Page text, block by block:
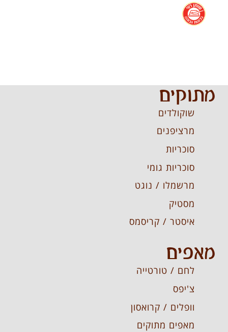
.
מתוקים
שוקולדים
מרציפנים
סוכריות
סוכריות גומי
מרשמלו / נוגט
מסטיק
איסטר / קריסמס
מאפים
לחם / טורטייה
צ'יפס
וופלים / קרואסון
מאפים מתוקים